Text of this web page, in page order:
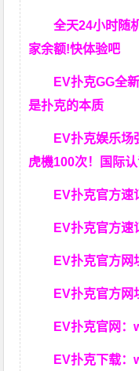
全天24小时随
家余额!快体验吧
EV扑克GG全
是扑克的本质
EV扑克娱乐场
虎機100次！国际认
EV扑克官方速
EV扑克官方速
EV扑克官方网
EV扑克官方网
EV扑克官网：
EV扑克下载：